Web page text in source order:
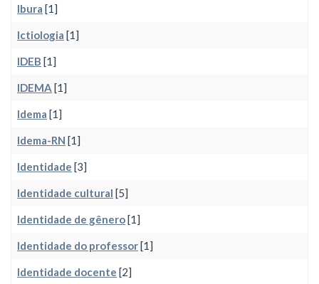
Ibura [1]
Ictiologia [1]
IDEB [1]
IDEMA [1]
Idema [1]
Idema-RN [1]
Identidade [3]
Identidade cultural [5]
Identidade de gênero[1]
Identidade do professor[1]
Identidade docente [2]